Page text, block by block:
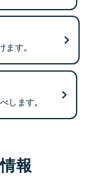
す。
します。
報